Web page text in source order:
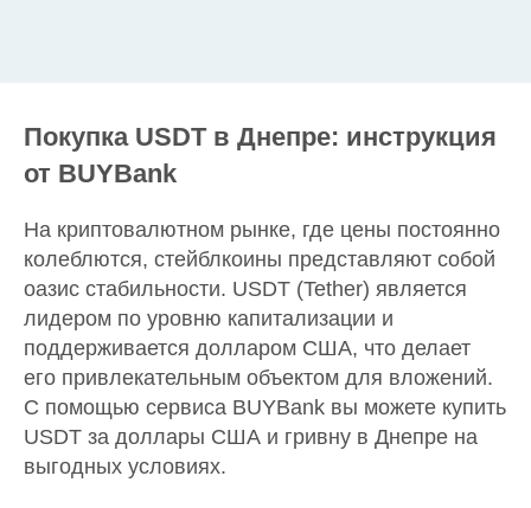
Покупка USDT в Днепре: инструкция
от BUYBank
На криптовалютном рынке, где цены постоянно
колеблются, стейблкоины представляют собой
оазис стабильности. USDT (Tether) является
лидером по уровню капитализации и
поддерживается долларом США, что делает
его привлекательным объектом для вложений.
С помощью сервиса BUYBank вы можете купить
USDT за доллары США и гривну в Днепре на
выгодных условиях.